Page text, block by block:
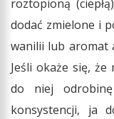
roztopioną
dodać zmielone i
wanilii lub aromat
Jeśli okaże się,
do niej
konsystencji, ja